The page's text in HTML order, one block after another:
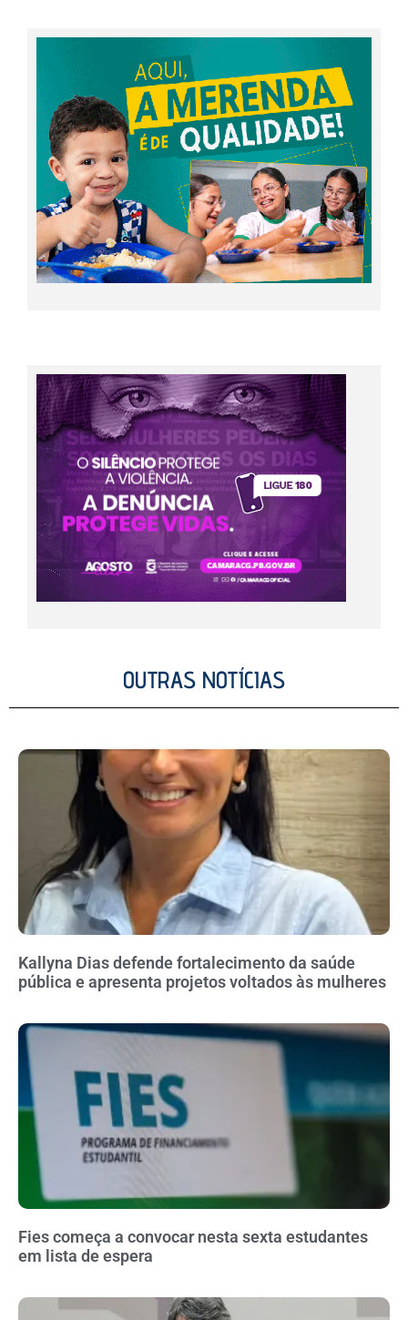
OUTRAS NOTÍCIAS
Kallyna Dias defende fortalecimento da saúde
pública e apresenta projetos voltados às mulheres
Fies começa a convocar nesta sexta estudantes
em lista de espera